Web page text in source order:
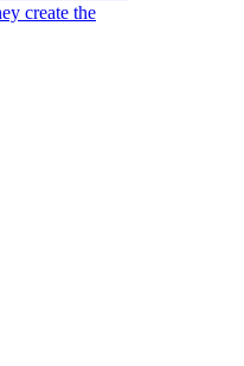
create the